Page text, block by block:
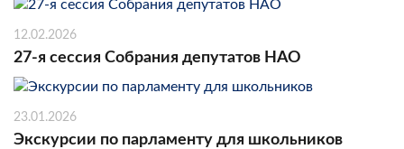
12.02.2026
27-я сессия Собрания депутатов НАО
23.01.2026
Экскурсии по парламенту для школьников